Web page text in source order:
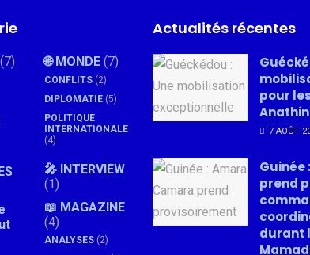
🌐 MONDE (7)
CONFLITS (2)
DIPLOMATIE (5)
POLITIQUE
INTERNATIONALE
(4)
🎤 INTERVIEW
(1)
📖 MAGAZINE
(4)
ANALYSES (2)
Actualités récentes
pour
Anathin
7 AOÛT
Guinée
prend
durant